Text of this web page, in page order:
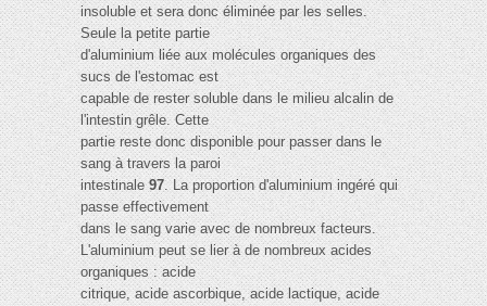
insoluble et sera donc éliminée par les selles.
Seule la petite partie
d'aluminium liée aux molécules organiques des
sucs de l'estomac est
capable de rester soluble dans le milieu alcalin de
l'intestin grêle. Cette
partie reste donc disponible pour passer dans le
sang à travers la paroi
intestinale97. La proportion d'aluminium ingéré qui
passe effectivement
dans le sang varie avec de nombreux facteurs.
L'aluminium peut se lier à de nombreux acides
organiques : acide
citrique, acide ascorbique, acide lactique, acide